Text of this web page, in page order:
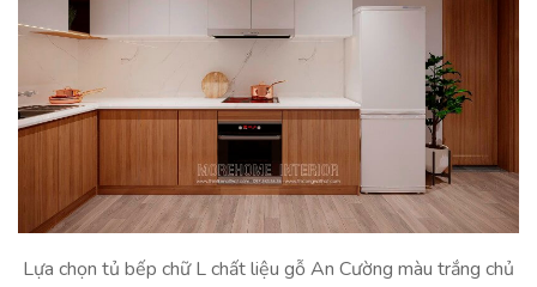
Lựa chọn tủ bếp chữ L chất liệu gỗ An Cường màu trắng chủ